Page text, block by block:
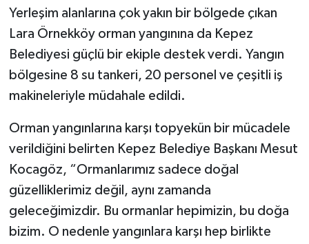
Yerleşim alanlarına çok yakın bir bölgede çıkan
Lara Örnekköy orman yangınına da Kepez
Belediyesi güçlü bir ekiple destek verdi. Yangın
bölgesine 8 su tankeri, 20 personel ve çeşitli iş
makineleriyle müdahale edildi.
Orman yangınlarına karşı topyekün bir mücadele
verildiğini belirten Kepez Belediye Başkanı Mesut
Kocagöz, “Ormanlarımız sadece doğal
güzelliklerimiz değil, aynı zamanda
geleceğimizdir. Bu ormanlar hepimizin, bu doğa
bizim. O nedenle yangınlara karşı hep birlikte